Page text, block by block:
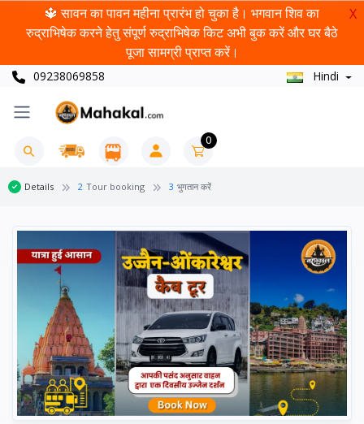
🔱 सावन का पावन महीना प्रारंभ हो चुका है। भगवान शिव का
रुद्राभिषेक करने हेतु संपूर्ण रुद्राभिषेक किट अभी बुक करें और घर बैठे
पूजा सामग्री प्राप्त करें।
X
09238069858 Hindi
0
Details 2 Tour booking 3 भुगतान करें